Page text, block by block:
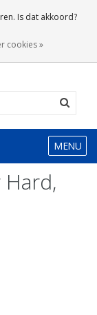
0 Artikelen
MENU
Is dat akkoord?
cookies »